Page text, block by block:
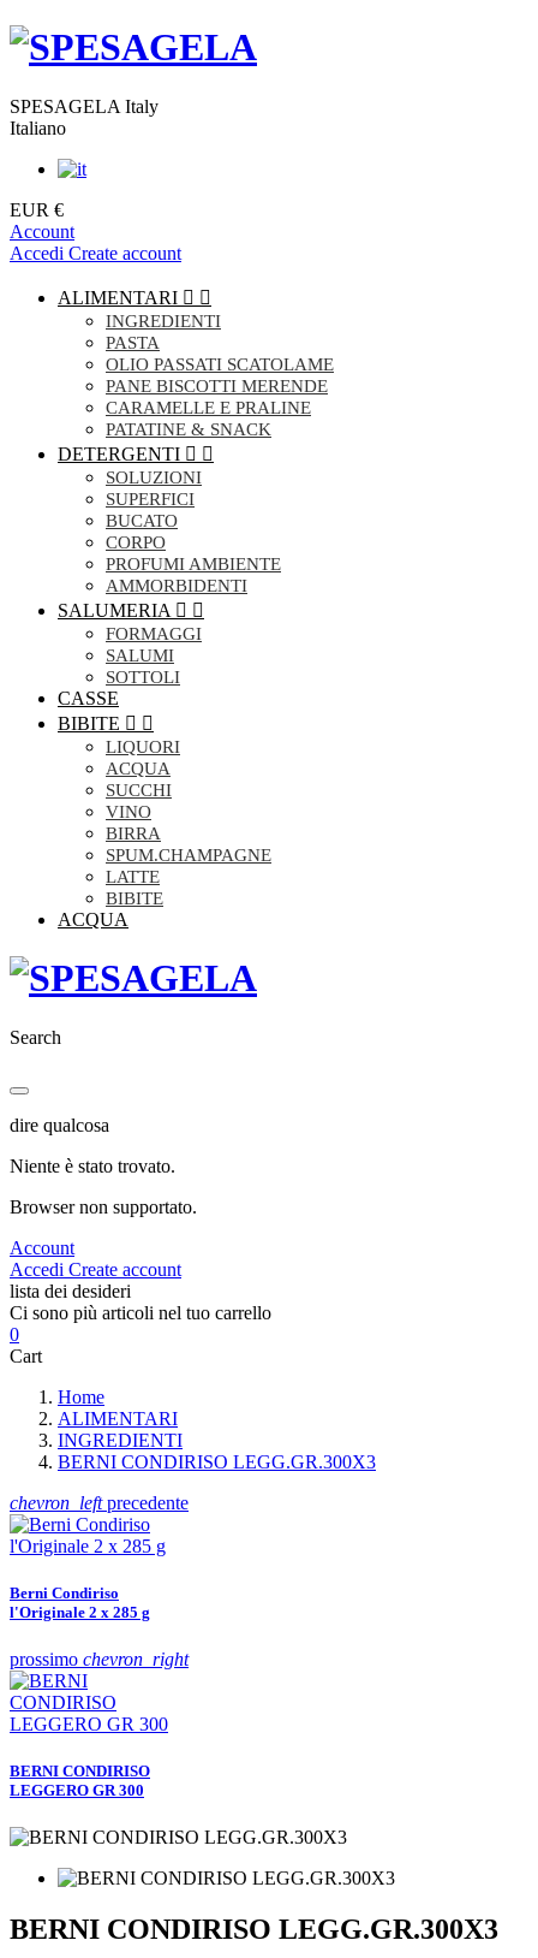
SPESAGELA Italy
Italiano
EUR €
Account
Accedi Create account
ALIMENTARI  
INGREDIENTI
PASTA
OLIO PASSATI SCATOLAME
PANE BISCOTTI MERENDE
CARAMELLE E PRALINE
PATATINE & SNACK
DETERGENTI  
SOLUZIONI
SUPERFICI
BUCATO
CORPO
PROFUMI AMBIENTE
AMMORBIDENTI
SALUMERIA  
FORMAGGI
SALUMI
SOTTOLI
CASSE
BIBITE  
LIQUORI
ACQUA
SUCCHI
VINO
BIRRA
SPUM.CHAMPAGNE
LATTE
BIBITE
ACQUA
Search
dire qualcosa
Niente è stato trovato.
Browser non supportato.
Account
Accedi Create account
lista dei desideri
Ci sono più articoli nel tuo carrello
0
Cart
Home
ALIMENTARI
INGREDIENTI
BERNI CONDIRISO LEGG.GR.300X3
chevron_leftprecedente
Berni Condiriso
l'Originale 2 x 285 g
prossimo chevron_right
BERNI CONDIRISO
LEGGERO GR 300
BERNI CONDIRISO LEGG.GR.300X3